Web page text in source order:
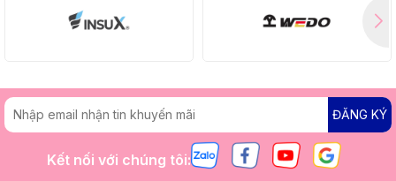
ĐĂNG KÝ
Kết nối với chúng tôi: